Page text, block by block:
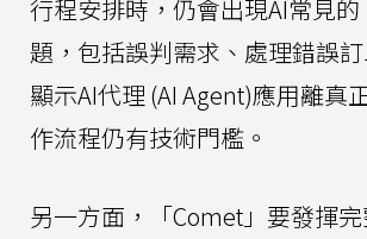
行程安排時，仍會出現AI常見
題，包括誤判需求、處理錯誤訂
顯示AI代理 (AI Agent)應用離真
作流程仍有技術門檻。
另一方面，「Comet」要發揮